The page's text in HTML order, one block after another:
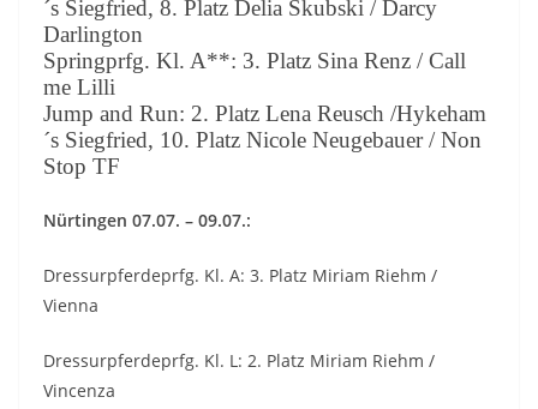
´s Siegfried, 8. Platz Delia Skubski / Darcy
Darlington
Springprfg. Kl. A**: 3. Platz Sina Renz / Call
me Lilli
Jump and Run: 2. Platz Lena Reusch /Hykeham
´s Siegfried, 10. Platz Nicole Neugebauer / Non
Stop TF
Nürtingen 07.07. – 09.07.:
Dressurpferdeprfg. Kl. A: 3. Platz Miriam Riehm /
Vienna
Dressurpferdeprfg. Kl. L: 2. Platz Miriam Riehm /
Vincenza